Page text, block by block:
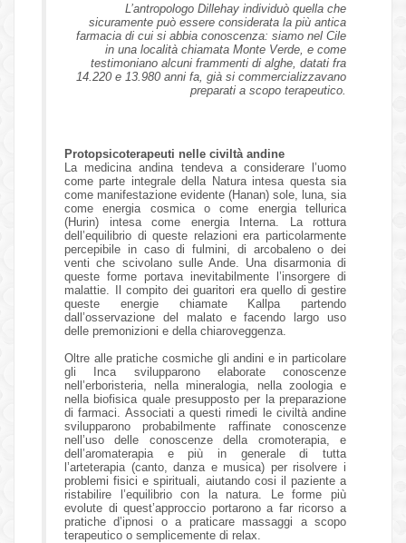
L’antropologo Dillehay individuò quella che
sicuramente può essere considerata la più antica
farmacia di cui si abbia conoscenza: siamo nel Cile
in una località chiamata Monte Verde, e come
testimoniano alcuni frammenti di alghe, datati fra
14.220 e 13.980 anni fa, già si commercializzavano
preparati a scopo terapeutico.
Protopsicoterapeuti nelle civiltà andine
La medicina andina tendeva a considerare l’uomo
come parte integrale della Natura intesa questa sia
come manifestazione evidente (Hanan) sole, luna, sia
come energia cosmica o come energia tellurica
(Hurin) intesa come energia Interna. La rottura
dell’equilibrio di queste relazioni era particolarmente
percepibile in caso di fulmini, di arcobaleno o dei
venti che scivolano sulle Ande. Una disarmonia di
queste forme portava inevitabilmente l’insorgere di
malattie. Il compito dei guaritori era quello di gestire
queste energie chiamate Kallpa partendo
dall’osservazione del malato e facendo largo uso
delle premonizioni e della chiaroveggenza.
Oltre alle pratiche cosmiche gli andini e in particolare
gli Inca svilupparono elaborate conoscenze
nell’erboristeria, nella mineralogia, nella zoologia e
nella biofisica quale presupposto per la preparazione
di farmaci. Associati a questi rimedi le civiltà andine
svilupparono probabilmente raffinate conoscenze
nell’uso delle conoscenze della cromoterapia, e
dell’aromaterapia e più in generale di tutta
l’arteterapia (canto, danza e musica) per risolvere i
problemi fisici e spirituali, aiutando cosi il paziente a
ristabilire l’equilibrio con la natura. Le forme più
evolute di quest’approccio portarono a far ricorso a
pratiche d’ipnosi o a praticare massaggi a scopo
terapeutico o semplicemente di relax.